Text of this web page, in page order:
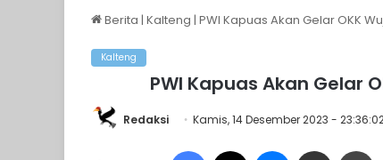
Berita | Kalteng | PWI Kapuas Akan Gelar OKK
Kalteng
PWI Kapuas Akan Gelar
Redaksi Kamis, 14 Desember 2023 -
Facebook Messenger
Share via Email